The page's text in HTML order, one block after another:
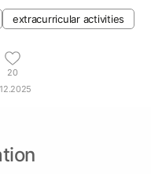
extracurricular activities
20